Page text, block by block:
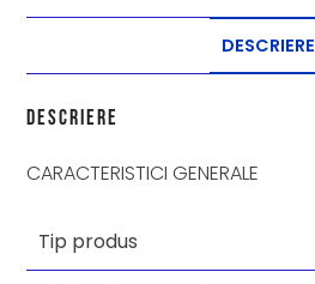
DESCRIERE
Descriere
CARACTERISTICI GENERALE
Tip produs